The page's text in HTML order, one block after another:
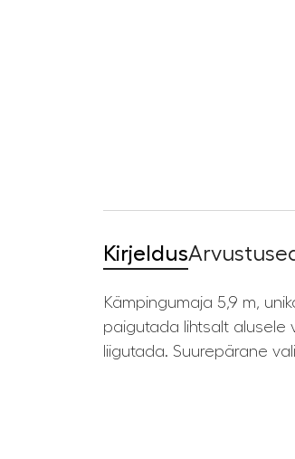
Kirjeldus
Kämpingumaja 5,9 m,
paigutada lihtsalt alusele
liigutada. Suurepärane